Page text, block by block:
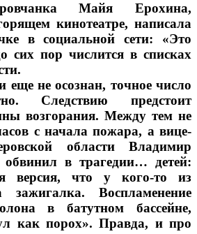
Майя Ерохина,
кинотеатре, написала
в социальной сети: «Это
сих пор числится в списках
еще не осознан, точное число
Следствию предстоит
возгорания. Между тем не
с начала пожара, а вице-
области Владимир
обвинил в трагедии… детей:
версия, что у кого-то из
Воспламенение
в батутном бассейне,
как порох». Правда, и про